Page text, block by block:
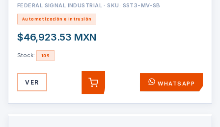
FEDERAL SIGNAL INDUSTRIAL · SKU: SST3-MV-SB
Automatización e Intrusión
$46,923.53 MXN
Stock: 109
VER AGREGAR WHATSAPP